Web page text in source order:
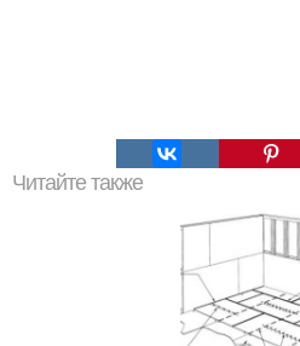
Читайте также